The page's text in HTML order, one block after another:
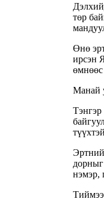
төр
Өнө
ирсэн
Манай
Тэнгэр
нэмэр,